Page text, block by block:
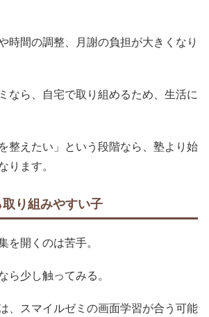
時間の調整、月謝の負担が大きくなり
なら、自宅で取り組めるため、生活に
整えたい」という段階なら、塾より始
ります。
り組みやすい子
を開くのは苦手。
ら少し触ってみる。
、スマイルゼミの画面学習が合う可能